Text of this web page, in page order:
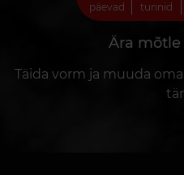
päevad tunnid
Ära
Täida vorm ja muuda